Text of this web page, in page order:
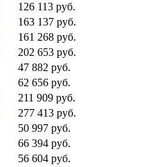
126 113 руб.
163 137 руб.
161 268 руб.
202 653 руб.
47 882 руб.
62 656 руб.
211 909 руб.
277 413 руб.
50 997 руб.
66 394 руб.
56 604 руб.